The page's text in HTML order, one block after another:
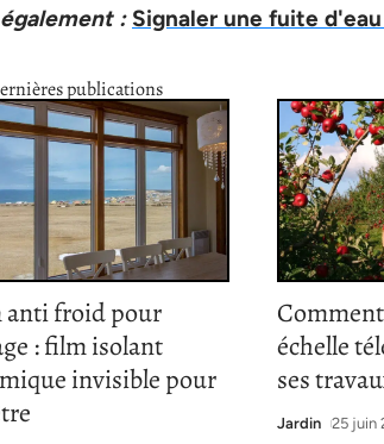
: Signaler une fuite
publications
anti froid pour
: film isolant
invisible pour
échelle
ses
Jardin 25 juin